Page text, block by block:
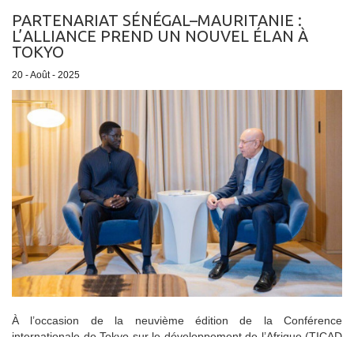
PARTENARIAT SÉNÉGAL–MAURITANIE :
L’ALLIANCE PREND UN NOUVEL ÉLAN À
TOKYO
20 - Août - 2025
À l’occasion de la neuvième édition de la Conférence